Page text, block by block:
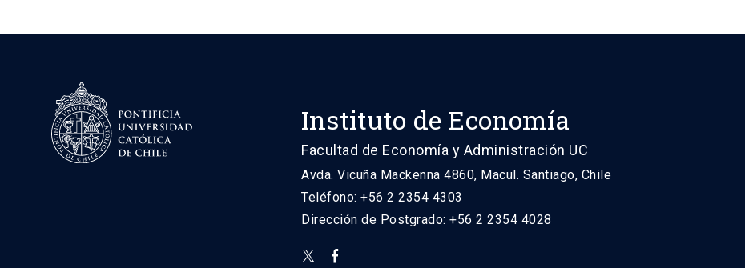
Instituto de Economía
Facultad de Economía y Administración UC
Avda. Vicuña Mackenna 4860, Macul. Santiago, Chile
Teléfono: +56 2 2354 4303
Dirección de Postgrado: +56 2 2354 4028